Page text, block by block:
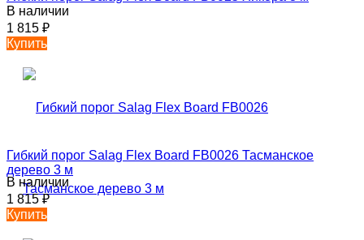
В наличии
1 815 ₽
Купить
Гибкий порог Salag Flex Board FB0026 Тасманское
дерево 3 м
В наличии
1 815₽
Купить